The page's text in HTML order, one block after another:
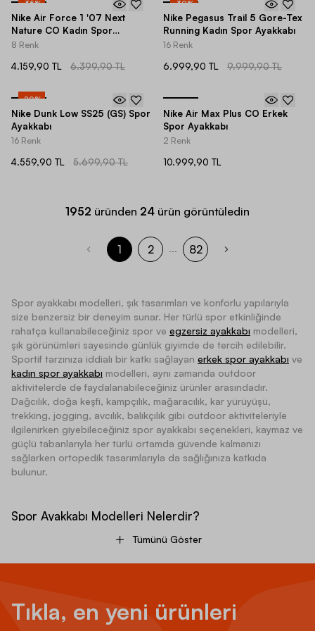
-35%
Nike Air Force 1 '07 Next
Nature CO Kadın Spor
Ayakkabı
8 Renk
4.159,90 TL 6.399,90 TL
-30%
Nike Pegasus Trail 5 Gore-Tex
Running Kadın Spor Ayakkabı
16 Renk
6.999,90 TL 9.999,90 TL
-20%
Nike Dunk Low SS25 (GS) Spor
Ayakkabı
16 Renk
4.559,90 TL 5.699,90 TL
Nike Air Max Plus CO Erkek
Spor Ayakkabı
2 Renk
10.999,90 TL
1952 üründen 24 ürün görüntüledin
1 2 ... 82
Spor ayakkabı modelleri, şık tasarımları ve konforlu yapılarıyla
size benzersiz bir deneyim sunar. Her türlü spor etkinliğinde
rahatça kullanabileceğiniz spor ve egzersiz ayakkabı modelleri,
şık görünümleri sayesinde günlük giyimde de tercih edilebilir.
Sportif tarzınıza iddialı bir katkı sağlayan erkek spor ayakkabı ve
kadın spor ayakkabı modelleri, aynı zamanda outdoor
aktivitelerde de faydalanabileceğiniz ürünler arasındadır.
Dağcılık, doğa keşfi, kampçılık, mağaracılık, kar yürüyüşü,
trekking, jogging, avcılık, balıkçılık gibi outdoor aktiviteleriyle
ilgilenirken giyebileceğiniz spor ayakkabı seçenekleri, kaymaz ve
güçlü tabanlarıyla her türlü ortamda güvende kalmanızı
sağlarken ortopedik tasarımlarıyla da sağlığınıza katkıda
bulunur.
Spor Ayakkabı Modelleri Nelerdir?
spor ayakkabı seçenekleri, farklı renk alternatifleriyle de tarzınızı
özgürce yansıtabilmenize olanak tanır. En çok tercih edilen
Tümünü Göster
Tıkla, en yeni ürünleri